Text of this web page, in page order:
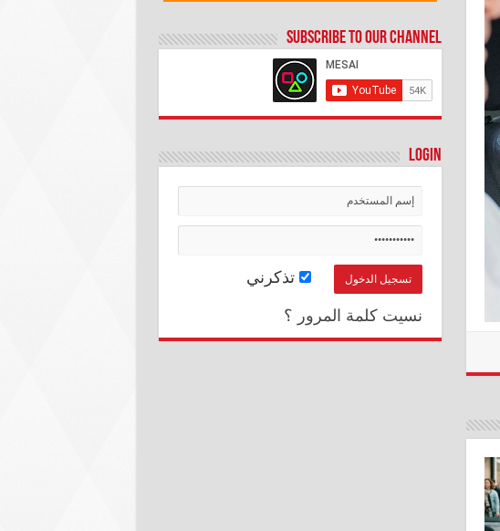
Subscribe to our Channel
Login
تذكرني
نسيت كلمة المرور ؟